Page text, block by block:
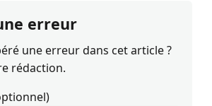
erreur
une erreur dans cet article ?
rédaction.